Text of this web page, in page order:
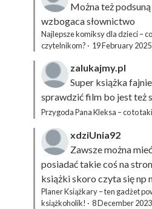
Można też podsuną
wzbogaca słownictwo
Najlepsze komiksy dla dzieci –
czytelnikom? · 19 February 2025
zalukajmy.pl
Super książka
sprawdzić film bo jest też
Przygoda Pana Kleksa – co to
xdziUnia92
Zawsze można
posiadać takie coś na
książki skoro czyta się np
Planer Książkary – ten gadżet
książkoholik! · 8 December 2023